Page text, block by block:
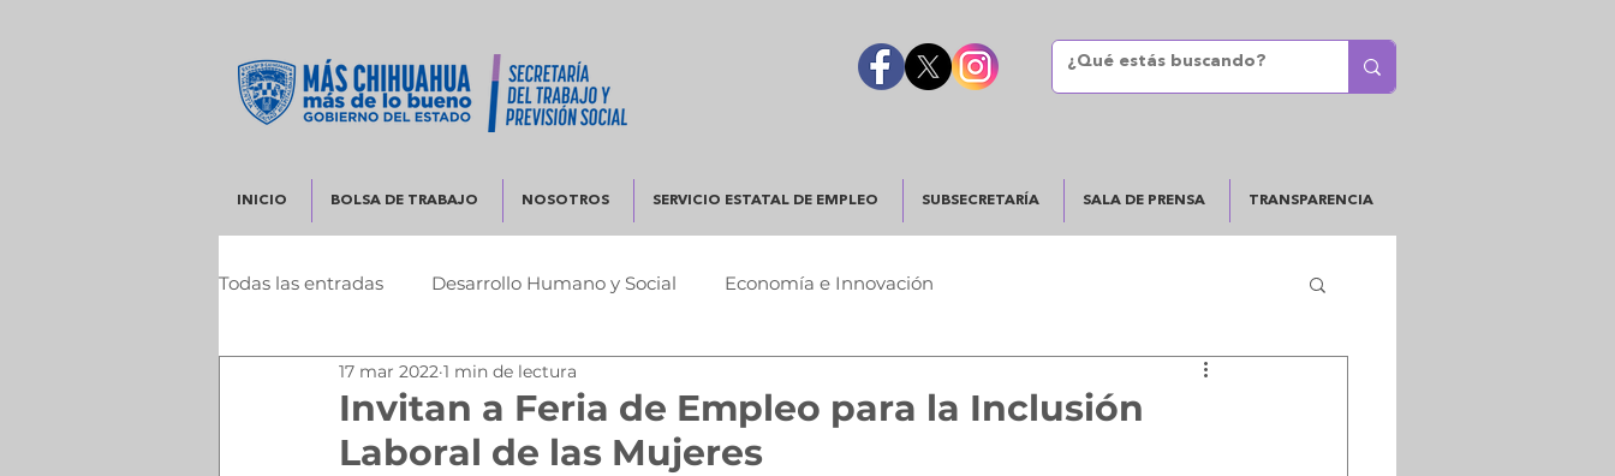
INICIO BOLSA DE TRABAJO NOSOTROS SERVICIO ESTATAL DE EMPLEO SUBSECRETARÍA SALA DE PRENSA TRANSPARENCIA
Todas las entradas Desarrollo Humano y Social Economía e Innovación
Infraestructura y Desarrollo Urbano
Invitan a Feria de Empleo para la Inclusión
Laboral de las Mujeres
17 mar 2022 1 min de lectura